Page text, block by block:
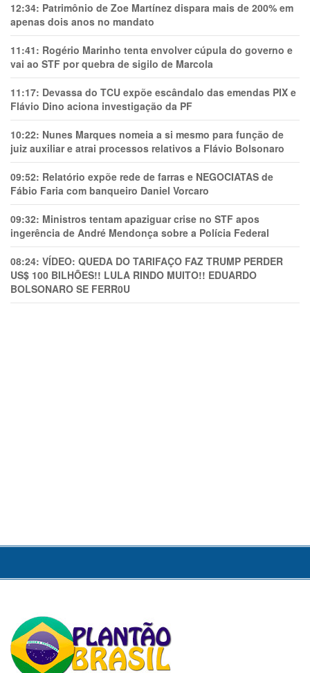
12:34: Patrimônio de Zoe Martínez dispara mais de 200% em
apenas dois anos no mandato
11:41: Rogério Marinho tenta envolver cúpula do governo e
vai ao STF por quebra de sigilo de Marcola
11:17: Devassa do TCU expõe escândalo das emendas PIX e
Flávio Dino aciona investigação da PF
10:22: Nunes Marques nomeia a si mesmo para função de
juiz auxiliar e atrai processos relativos a Flávio Bolsonaro
09:52: Relatório expõe rede de farras e NEGOCIATAS de
Fábio Faria com banqueiro Daniel Vorcaro
09:32: Ministros tentam apaziguar crise no STF apos
ingerência de André Mendonça sobre a Polícia Federal
08:24: VÍDEO: QUEDA DO TARIFAÇO FAZ TRUMP PERDER
US$ 100 BILHÕES!! LULA RINDO MUITO!! EDUARDO
BOLSONARO SE FERR0U